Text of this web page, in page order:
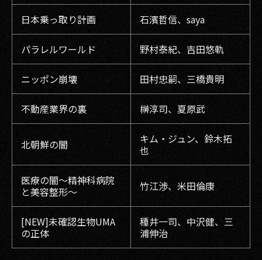
日本乗っ取り計画 石濱哲信、saya
パラレルワールド 野村泰紀、吉田悠軌
ニッポン崩壊 田村忠嗣、三橋貴明
不動産業界の裏 榊淳司、夏原武
北朝鮮の闇
キム・ジュン、鈴木拓
也
医療の闇～精神科病院
と美容整形～
竹江渉、米田倫康
[NEW]未確認生物UMA
の正体
種井一司、中沢健、三
浦伸治